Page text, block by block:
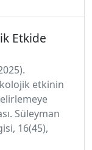
Etkide
etkinin
Süleyman
16(45),